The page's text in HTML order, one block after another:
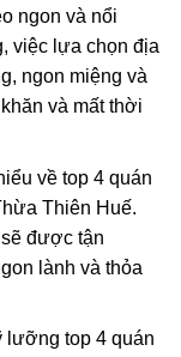
ngon và nổi
việc lựa chọn địa
ngon miệng và
và mất thời
về top 4 quán
Thiên Huế.
được tận
lành và thỏa
lưỡng top 4 quán